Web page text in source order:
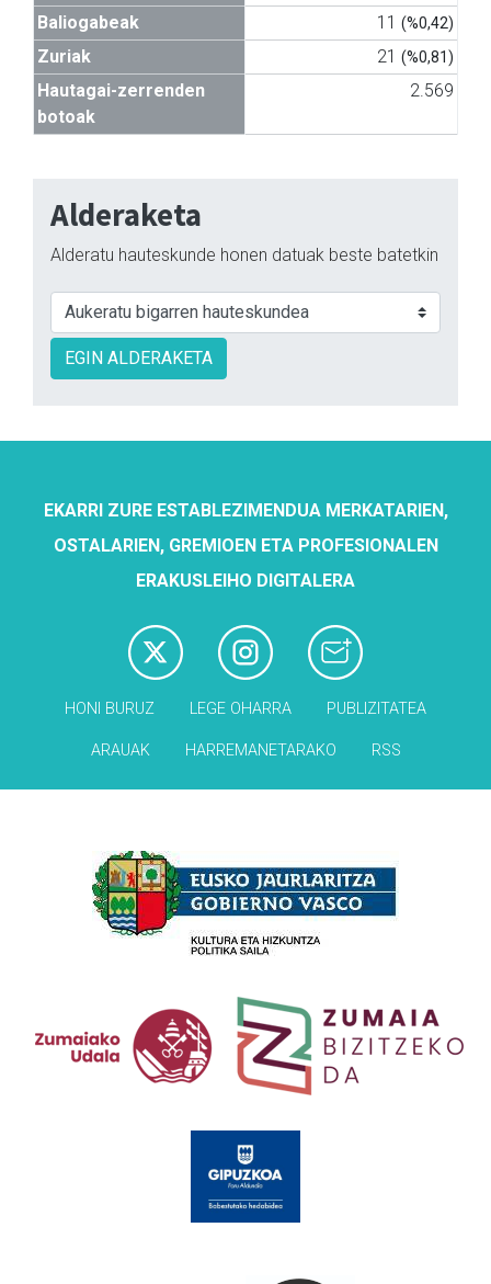
Baliogabeak
11 (%0,42)
Zuriak 21 (%0,81)
Hautagai-zerrenden
botoak
2.569
Alderaketa
Alderatu hauteskunde honen datuak beste batetkin
EGIN ALDERAKETA
EKARRI ZURE ESTABLEZIMENDUA MERKATARIEN,
OSTALARIEN, GREMIOEN ETA PROFESIONALEN
ERAKUSLEIHO DIGITALERA
HONI BURUZ LEGE OHARRA PUBLIZITATEA
ARAUAK HARREMANETARAKO RSS